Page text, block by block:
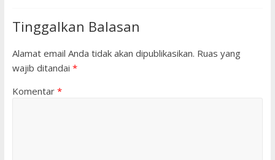
Tinggalkan Balasan
Alamat email Anda tidak akan dipublikasikan. Ruas yang
wajib ditandai *
Komentar *